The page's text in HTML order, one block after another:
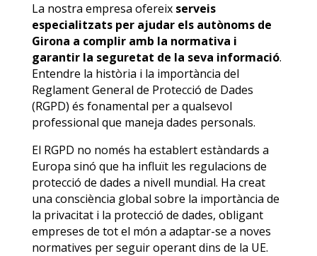
La nostra empresa ofereix serveis
especialitzats per ajudar els autònoms de
Girona a complir amb la normativa i
garantir la seguretat de la seva informació.
Entendre la història i la importància del
Reglament General de Protecció de Dades
(RGPD) és fonamental per a qualsevol
professional que maneja dades personals.
El RGPD no només ha establert estàndards a
Europa sinó que ha influït les regulacions de
protecció de dades a nivell mundial. Ha creat
una consciència global sobre la importància de
la privacitat i la protecció de dades, obligant
empreses de tot el món a adaptar-se a noves
normatives per seguir operant dins de la UE.